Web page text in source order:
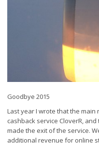
Goodbye 2015
Last year I wrote that the
cashback service CloverR,
made the exit of the service.
additional revenue for online